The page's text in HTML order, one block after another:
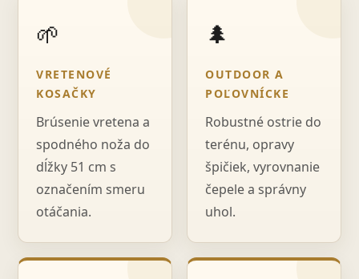
🌱
VRETENOVÉ
KOSAČKY
Brúsenie vretena a
spodného noža do
dĺžky 51 cm s
označením smeru
otáčania.
🌲
OUTDOOR A
POĽOVNÍCKE
Robustné ostrie do
terénu, opravy
špičiek, vyrovnanie
čepele a správny
uhol.